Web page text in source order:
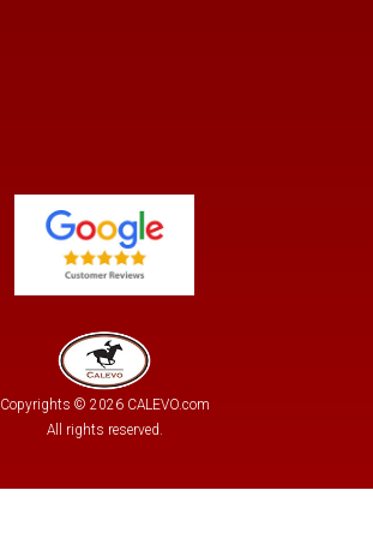
Copyrights © 2026 CALEVO.com
All rights reserved.